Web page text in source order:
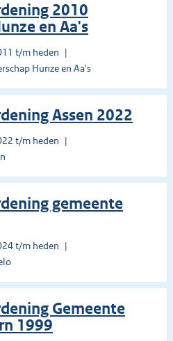
2010
en Aa's
t/m heden
Hunze en Aa's
Assen 2022
t/m heden
gemeente
t/m heden
Gemeente
1999